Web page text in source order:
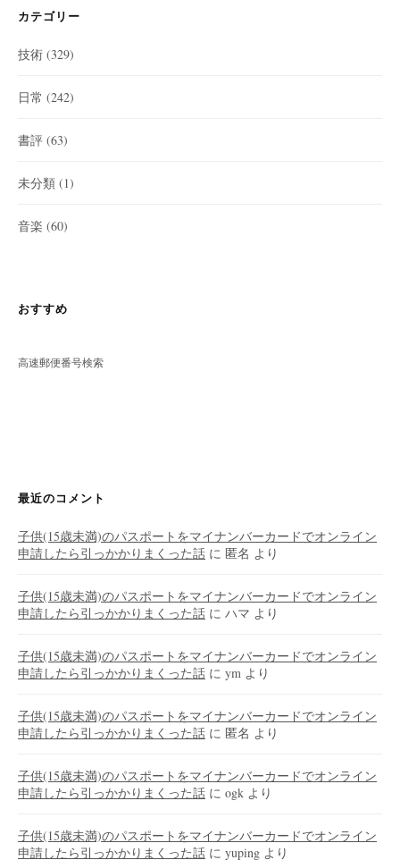
カテゴリー
技術 (329)
日常 (242)
書評 (63)
未分類 (1)
音楽 (60)
おすすめ
高速郵便番号検索
最近のコメント
子供(15歳未満)のパスポートをマイナンバーカードでオンライン
申請したら引っかかりまくった話 に 匿名 より
子供(15歳未満)のパスポートをマイナンバーカードでオンライン
申請したら引っかかりまくった話 に ハマ より
子供(15歳未満)のパスポートをマイナンバーカードでオンライン
申請したら引っかかりまくった話 に ym より
子供(15歳未満)のパスポートをマイナンバーカードでオンライン
申請したら引っかかりまくった話 に 匿名 より
子供(15歳未満)のパスポートをマイナンバーカードでオンライン
申請したら引っかかりまくった話 に ogk より
子供(15歳未満)のパスポートをマイナンバーカードでオンライン
申請したら引っかかりまくった話 に yuping より